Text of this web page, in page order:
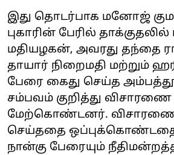
இது தொடர்பாக மனோஜ்
புகாரின் பேரில் தாக்குதலில்
மதியழகன், அவரது தந்தை
தாயார் நிறைமதி மற்றும்
பேரை கைது செய்த
சம்பவம் குறித்து விசாரணை
மேற்கொண்டனர்.
செய்ததை ஒப்புக்கொண்டதை
நான்கு பேரையும்